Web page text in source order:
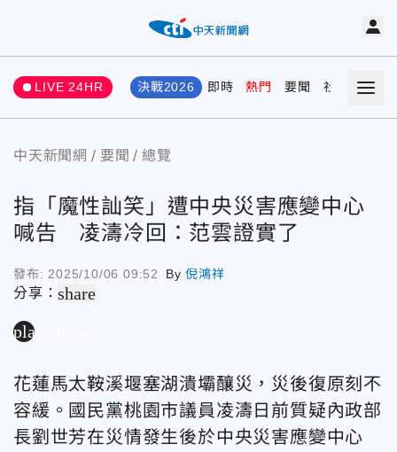
LIVE 24HR 決戰2026 即時 熱門 要聞 社會 娛樂
中天新聞網 要聞 總覽
指「魔性訕笑」遭中央災害應變中心
喊告 凌濤冷回：范雲證實了
發布: 2025/10/06 09:52 By倪鴻祥
分享：share
play_arrow
花蓮馬太鞍溪堰塞湖潰壩釀災，災後復原刻不
容緩。國民黨桃園市議員凌濤日前質疑內政部
長劉世芳在災情發生後於中央災害應變中心